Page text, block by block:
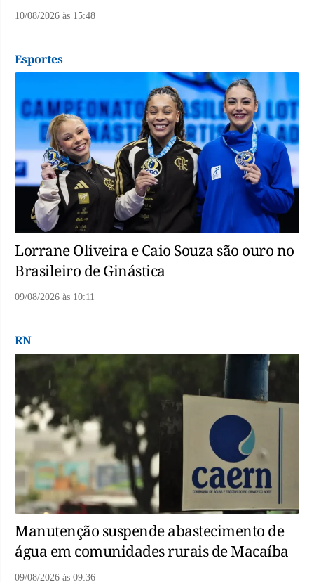
10/08/2026 às 15:48
Esportes
Lorrane Oliveira e Caio Souza são ouro no
Brasileiro de Ginástica
09/08/2026 às 10:11
RN
Manutenção suspende abastecimento de
água em comunidades rurais de Macaíba
09/08/2026 às 09:36